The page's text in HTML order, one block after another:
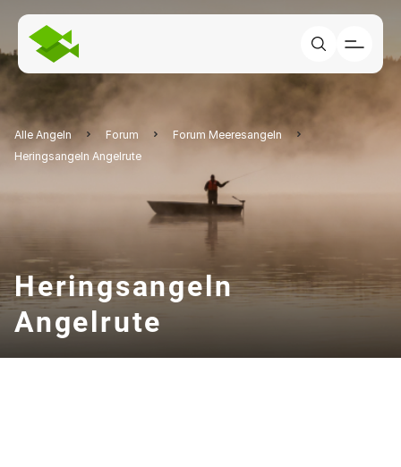
Alle Angeln Forum
Forum Meeresangeln
Heringsangeln Angelrute
Heringsangeln
Angelrute